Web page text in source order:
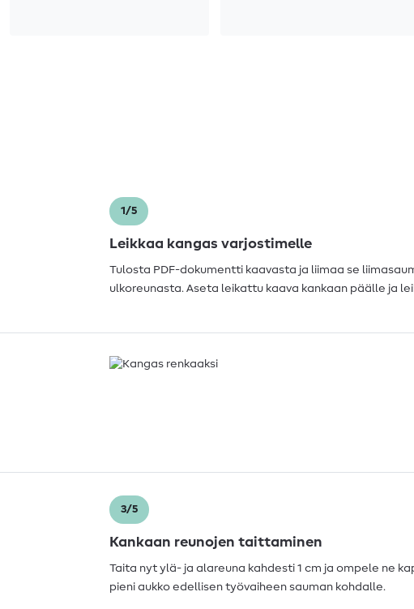
1/5
Leikkaa kangas varjostimelle
Tulosta PDF-dokumentti kaavasta ja liimaa se
ulkoreunasta. Aseta leikattu kaava kankaan päälle ja
3/5
Kankaan reunojen taittaminen
Taita nyt ylä- ja alareuna kahdesti 1 cm ja ompele ne
pieni aukko edellisen työvaiheen sauman kohdalle.